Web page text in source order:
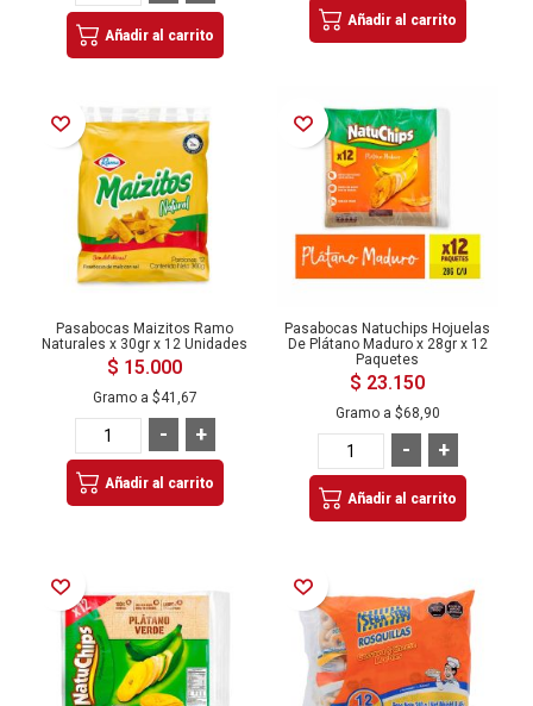
Añadir al carrito
Añadir al carrito
Añadir a la Lista de Deseos
Pasabocas Maizitos Ramo
Naturales x 30gr x 12 Unidades
$ 15.000
Gramo a $41,67
+
-
Añadir al carrito
Añadir a la Lista de Deseos
Pasabocas Natuchips Hojuelas
De Plátano Maduro x 28gr x 12
Paquetes
$ 23.150
Gramo a $68,90
+
-
Añadir al carrito
Añadir a la Lista de Deseos Añadir a la Lista de Deseos